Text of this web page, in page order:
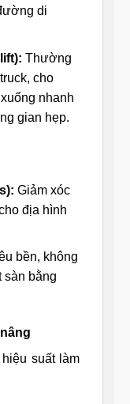
di
Thường
cho
nhanh
gian hẹp.
Giảm xóc
địa hình
bền, không
sàn bằng
suất làm